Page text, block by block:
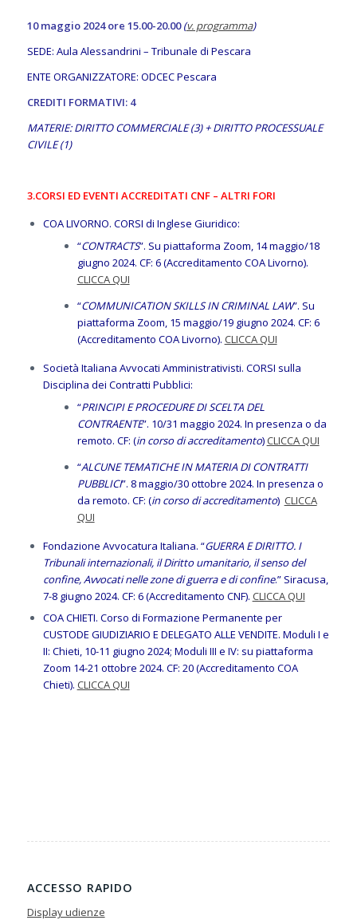
10 maggio 2024 ore 15.00-20.00(v. programma)
SEDE: Aula Alessandrini – Tribunale di Pescara
ENTE ORGANIZZATORE: ODCEC Pescara
CREDITI FORMATIVI: 4
MATERIE: DIRITTO COMMERCIALE (3) + DIRITTO PROCESSUALE
CIVILE (1)
3.CORSI ED EVENTI ACCREDITATI CNF – ALTRI FORI
COA LIVORNO. CORSI di Inglese Giuridico:
“CONTRACTS”. Su piattaforma Zoom, 14 maggio/18
giugno 2024. CF: 6 (Accreditamento COA Livorno).
CLICCA QUI
“COMMUNICATION SKILLS IN CRIMINAL LAW”. Su
piattaforma Zoom, 15 maggio/19 giugno 2024. CF: 6
(Accreditamento COA Livorno). CLICCA QUI
Società Italiana Avvocati Amministrativisti. CORSI sulla
Disciplina dei Contratti Pubblici:
“PRINCIPI E PROCEDURE DI SCELTA DEL
CONTRAENTE”. 10/31 maggio 2024. In presenza o da
remoto. CF: (in corso di accreditamento) CLICCA QUI
“ALCUNE TEMATICHE IN MATERIA DI CONTRATTI
PUBBLICI”. 8 maggio/30 ottobre 2024. In presenza o
da remoto. CF: (in corso di accreditamento) CLICCA
QUI
Fondazione Avvocatura Italiana. “GUERRA E DIRITTO. I
Tribunali internazionali, il Diritto umanitario, il senso del
confine, Avvocati nelle zone di guerra e di confine.” Siracusa,
7-8 giugno 2024. CF: 6 (Accreditamento CNF). CLICCA QUI
COA CHIETI. Corso di Formazione Permanente per
CUSTODE GIUDIZIARIO E DELEGATO ALLE VENDITE. Moduli I e
II: Chieti, 10-11 giugno 2024; Moduli III e IV: su piattaforma
Zoom 14-21 ottobre 2024. CF: 20 (Accreditamento COA
Chieti). CLICCA QUI
ACCESSO RAPIDO
Display udienze